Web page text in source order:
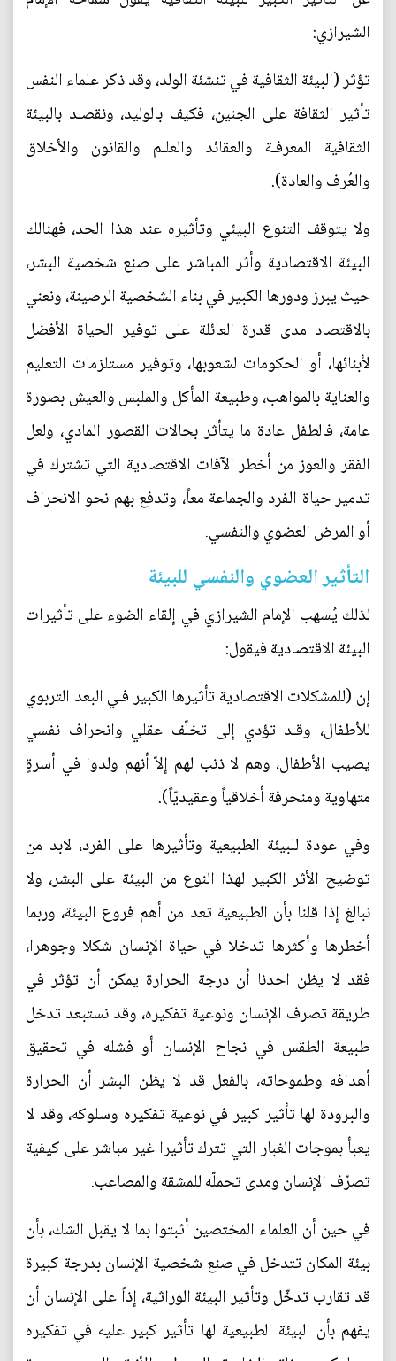
الشيرازي:
تؤثر (البيئة الثقافية في تنشئة الولد، وقد ذكر علماء النفس
تأثير الثقافة على الجنين، فكيف بالوليد، ونقصـد بالبيئة
الثقافية المعرفـة والعقائد والعلـم والقانون والأخلاق
والعُرف والعادة).
ولا يتوقف التنوع البيئي وتأثيره عند هذا الحد، فهنالك
البيئة الاقتصادية وأثر المباشر على صنع شخصية البشر،
حيث يبرز ودورها الكبير في بناء الشخصية الرصينة، ونعني
بالاقتصاد مدى قدرة العائلة على توفير الحياة الأفضل
لأبنائها، أو الحكومات لشعوبها، وتوفير مستلزمات التعليم
والعناية بالمواهب، وطبيعة المأكل والملبس والعيش بصورة
عامة، فالطفل عادة ما يتأثر بحالات القصور المادي، ولعل
الفقر والعوز من أخطر الآفات الاقتصادية التي تشترك في
تدمير حياة الفرد والجماعة معاً، وتدفع بهم نحو الانحراف
أو المرض العضوي والنفسي.
التأثير العضوي والنفسي للبيئة
لذلك يُسهب الإمام الشيرازي في إلقاء الضوء على تأثيرات
البيئة الاقتصادية فيقول:
إن (للمشكلات الاقتصادية تأثيرها الكبير فـي البعد التربوي
للأطفال، وقـد تؤدي إلى تخلّف عقلي وانحراف نفسي
يصيب الأطفال، وهم لا ذنب لهم إلاّ أنهم ولدوا في أسرةٍ
متهاوية ومنحرفة أخلاقياً وعقيديّاً).
وفي عودة للبيئة الطبيعية وتأثيرها على الفرد، لابد من
توضيح الأثر الكبير لهذا النوع من البيئة على البشر، ولا
نبالغ إذا قلنا بأن الطبيعية تعد من أهم فروع البيئة، وربما
أخطرها وأكثرها تدخلا في حياة الإنسان شكلا وجوهرا،
فقد لا يظن احدنا أن درجة الحرارة يمكن أن تؤثر في
طريقة تصرف الإنسان ونوعية تفكيره، وقد نستبعد تدخل
طبيعة الطقس في نجاح الإنسان أو فشله في تحقيق
أهدافه وطموحاته، بالفعل قد لا يظن البشر أن الحرارة
والبرودة لها تأثير كبير في نوعية تفكيره وسلوكه، وقد لا
يعبأ بموجات الغبار التي تترك تأثيرا غير مباشر على كيفية
تصرّف الإنسان ومدى تحملّه للمشقة والمصاعب.
في حين أن العلماء المختصين أثبتوا بما لا يقبل الشك، بأن
بيئة المكان تتدخل في صنع شخصية الإنسان بدرجة كبيرة
قد تقارب تدخّل وتأثير البيئة الوراثية، إذاً على الإنسان أن
يفهم بأن البيئة الطبيعية لها تأثير كبير عليه في تفكيره